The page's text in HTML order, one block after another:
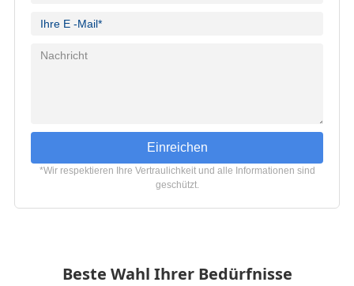
Einreichen
*Wir respektieren Ihre Vertraulichkeit und alle Informationen sind
geschützt.
Beste Wahl Ihrer Bedürfnisse